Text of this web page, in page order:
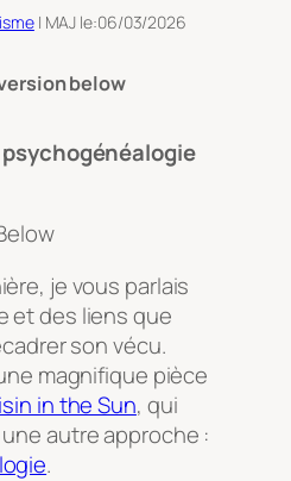
| MAJ le:06/03/2026
below
je vous parlais
et des liens que
son vécu.
magnifique pièce
in the Sun, qui
une autre approche :
.